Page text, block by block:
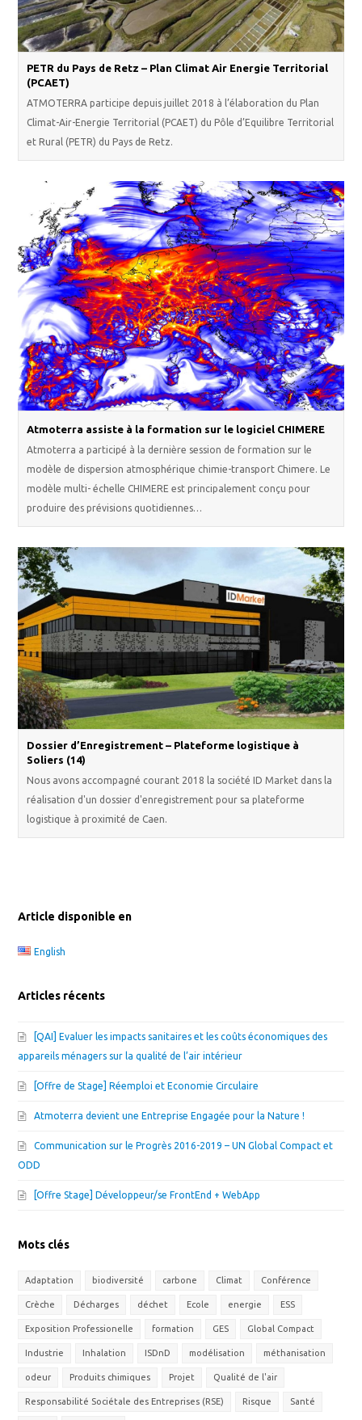
PETR du Pays de Retz – Plan Climat Air Energie Territorial
(PCAET)
ATMOTERRA participe depuis juillet 2018 à l’élaboration du Plan
Climat-Air-Energie Territorial (PCAET) du Pôle d’Equilibre Territorial
et Rural (PETR) du Pays de Retz.
Atmoterra assiste à la formation sur le logiciel CHIMERE
Atmoterra a participé à la dernière session de formation sur le
modèle de dispersion atmosphérique chimie-transport Chimere. Le
modèle multi- échelle CHIMERE est principalement conçu pour
produire des prévisions quotidiennes…
Dossier d’Enregistrement – Plateforme logistique à
Soliers (14)
Nous avons accompagné courant 2018 la société ID Market dans la
réalisation d'un dossier d'enregistrement pour sa plateforme
logistique à proximité de Caen.
Article disponible en
English
Articles récents
[QAI] Evaluer les impacts sanitaires et les coûts économiques des
appareils ménagers sur la qualité de l’air intérieur
[Offre de Stage] Réemploi et Economie Circulaire
Atmoterra devient une Entreprise Engagée pour la Nature !
Communication sur le Progrès 2016-2019 – UN Global Compact et
ODD
[Offre Stage] Développeur/se FrontEnd + WebApp
Mots clés
Adaptation biodiversité carbone Climat Conférence
Crèche Décharges déchet Ecole energie ESS
Exposition Professionelle formation GES Global Compact
Industrie Inhalation ISDnD modélisation méthanisation
odeur Produits chimiques Projet Qualité de l'air
Responsabilité Sociétale des Entreprises (RSE) Risque Santé